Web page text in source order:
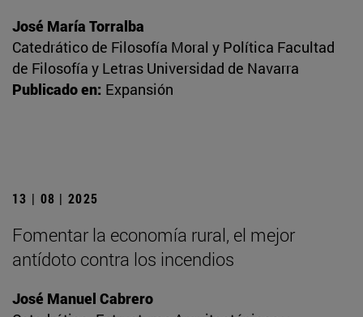
José María Torralba
Catedrático de Filosofía Moral y Política Facultad
de Filosofía y Letras Universidad de Navarra
Publicado en: Expansión
13 | 08 | 2025
Fomentar la economía rural, el mejor
antídoto contra los incendios
José Manuel Cabrero